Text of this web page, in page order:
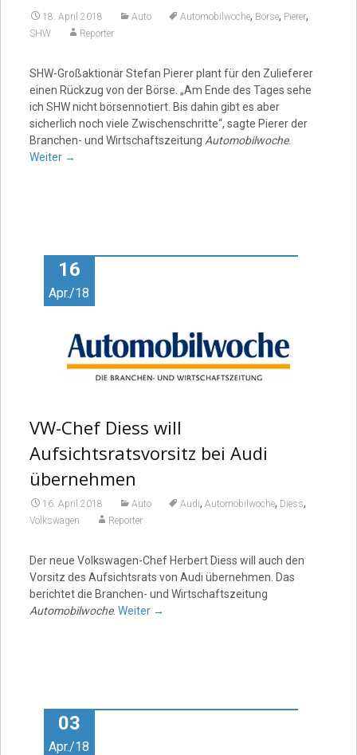
18. April 2018 Auto Automobilwoche, Börse, Pierer,
SHW Reporter
SHW-Großaktionär Stefan Pierer plant für den Zulieferer
einen Rückzug von der Börse. „Am Ende des Tages sehe
ich SHW nicht börsennotiert. Bis dahin gibt es aber
sicherlich noch viele Zwischenschritte“, sagte Pierer der
Branchen- und Wirtschaftszeitung Automobilwoche.
Weiter →
16
Apr./18
VW-Chef Diess will
Aufsichtsratsvorsitz bei Audi
übernehmen
16. April 2018 Auto Audi, Automobilwoche, Diess,
Volkswagen Reporter
Der neue Volkswagen-Chef Herbert Diess will auch den
Vorsitz des Aufsichtsrats von Audi übernehmen. Das
berichtet die Branchen- und Wirtschaftszeitung
Automobilwoche. Weiter →
03
Apr./18